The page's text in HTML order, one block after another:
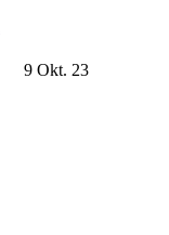
9 Okt. 23